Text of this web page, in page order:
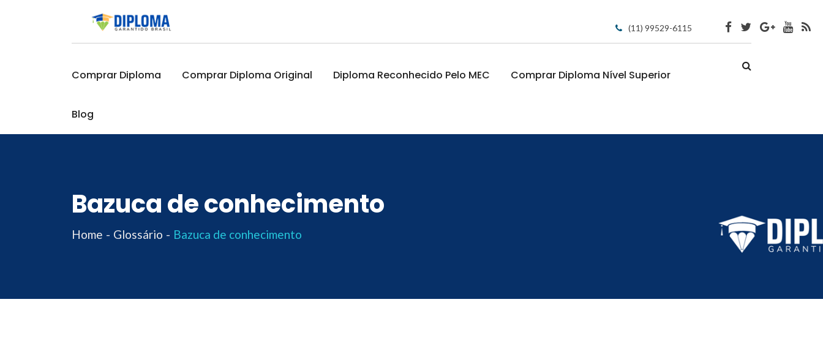
(11) 99529-6115
Comprar Diploma Comprar Diploma Original Diploma Reconhecido Pelo MEC Comprar Diploma Nível Superior
Blog
Bazuca de conhecimento
Home Glossário Bazuca de conhecimento